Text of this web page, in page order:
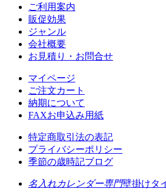
ご利用案内
販促効果
ジャンル
会社概要
お見積り・お問合せ
マイページ
ご注文カート
納期について
FAXお申込み用紙
特定商取引法の表記
プライバシーポリシー
季節の歳時記ブログ
名入れカレンダー専門壁掛けタ